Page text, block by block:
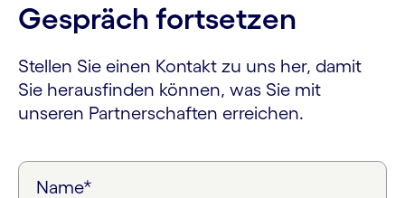
Gespräch fortsetzen
Stellen Sie einen Kontakt zu uns her, damit
Sie herausfinden können, was Sie mit
unseren Partnerschaften erreichen.
Name*